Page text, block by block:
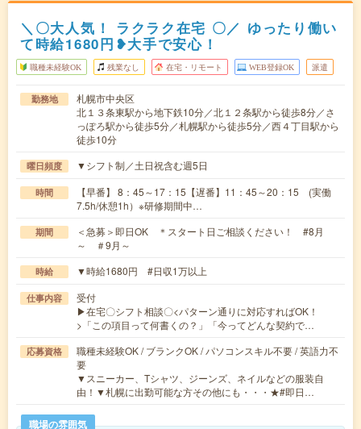
＼〇大人気！ ラクラク在宅 〇／ ゆったり働い
て時給1680円❥大手で安心！
職種未経験OK 残業なし 在宅・リモート WEB登録OK 派遣
勤務地
札幌市中央区
北１３条東駅から地下鉄10分／北１２条駅から徒歩8分／さ
っぽろ駅から徒歩5分／札幌駅から徒歩5分／西４丁目駅から
徒歩10分
曜日頻度 ▼シフト制／土日祝含む週5日
時間
【早番】 8：45～17：15【遅番】11：45～20：15 (実働
7.5h/休憩1h）※研修期間中…
期間
＜急募＞即日OK ＊スタート日ご相談ください！ #8月
～ ＃9月～
時給 ▼時給1680円 #日収1万以上
仕事内容
受付
▶在宅〇シフト相談〇<パターン通りに対応すればOK！
>「この項目って何書くの？」「今ってどんな契約で…
応募資格
職種未経験OK / ブランクOK / パソコンスキル不要 / 英語力不
要
▼スニーカー、Tシャツ、ジーンズ、ネイルなどの服装自
由！▼札幌に出勤可能な方その他にも・・・★#即日…
職場の雰囲気